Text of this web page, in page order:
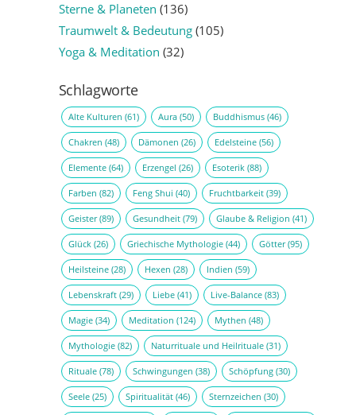
Sterne & Planeten (136)
Traumwelt & Bedeutung(105)
Yoga & Meditation (32)
Schlagworte
Alte Kulturen (61) Aura(50) Buddhismus(46)
Chakren (48) Dämonen (26) Edelsteine(56)
Elemente(64) Erzengel (26) Esoterik(88)
Farben (82) Feng Shui (40) Fruchtbarkeit(39)
Geister(89) Gesundheit(79) Glaube & Religion (41)
Glück(26) Griechische Mythologie(44) Götter(95)
Heilsteine(28) Hexen (28) Indien (59)
Lebenskraft(29) Liebe(41) Live-Balance(83)
Magie(34) Meditation (124) Mythen (48)
Mythologie(82) Naturrituale und Heilrituale(31)
Rituale(78) Schwingungen (38) Schöpfung(30)
Seele(25) Spiritualität(46) Sternzeichen (30)